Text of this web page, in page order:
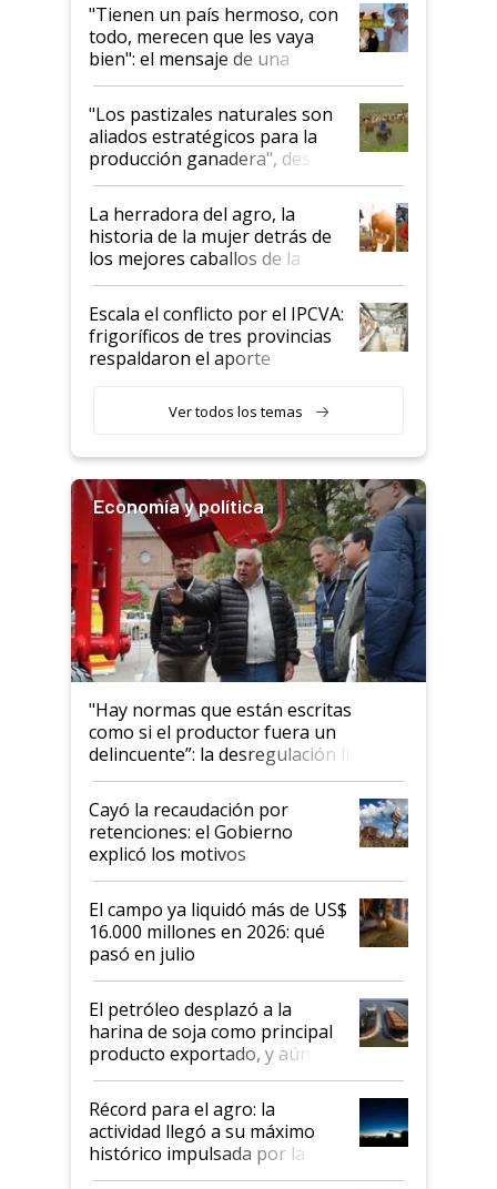
"Tienen un país hermoso, con
todo, merecen que les vaya
bien": el mensaje de una
ganadera uruguaya sobre las
oportunidades que se abren
para el agro en Argentina, con
foco en la carne
"Los pastizales naturales son
aliados estratégicos para la
producción ganadera", destaca
la iniciativa que ya reúne a 46
establecimientos en Argentina
La herradora del agro, la
historia de la mujer detrás de
los mejores caballos de la
Argentina y los mitos que
todavía hacen sufrir a estos
animales: "Mientras me
descalificaban, yo seguí
haciendo currículum"
Escala el conflicto por el IPCVA:
frigoríficos de tres provincias
respaldaron el aporte
Ver todos los temas
Economía y política
"Hay normas que están escritas
como si el productor fuera un
delincuente”: la desregulación llegó
al Congreso Aapresid y hasta se
habló del financiamiento al IPCVA
Cayó la recaudación por
retenciones: el Gobierno
explicó los motivos
El campo ya liquidó más de US$
16.000 millones en 2026: qué
pasó en julio
El petróleo desplazó a la
harina de soja como principal
producto exportado, y aún así
el agro aportó casi seis de cada
diez dólares y sostuvo el
liderazgo en un semestre
récord
Récord para el agro: la
actividad llegó a su máximo
histórico impulsada por la
cosecha y las exportaciones